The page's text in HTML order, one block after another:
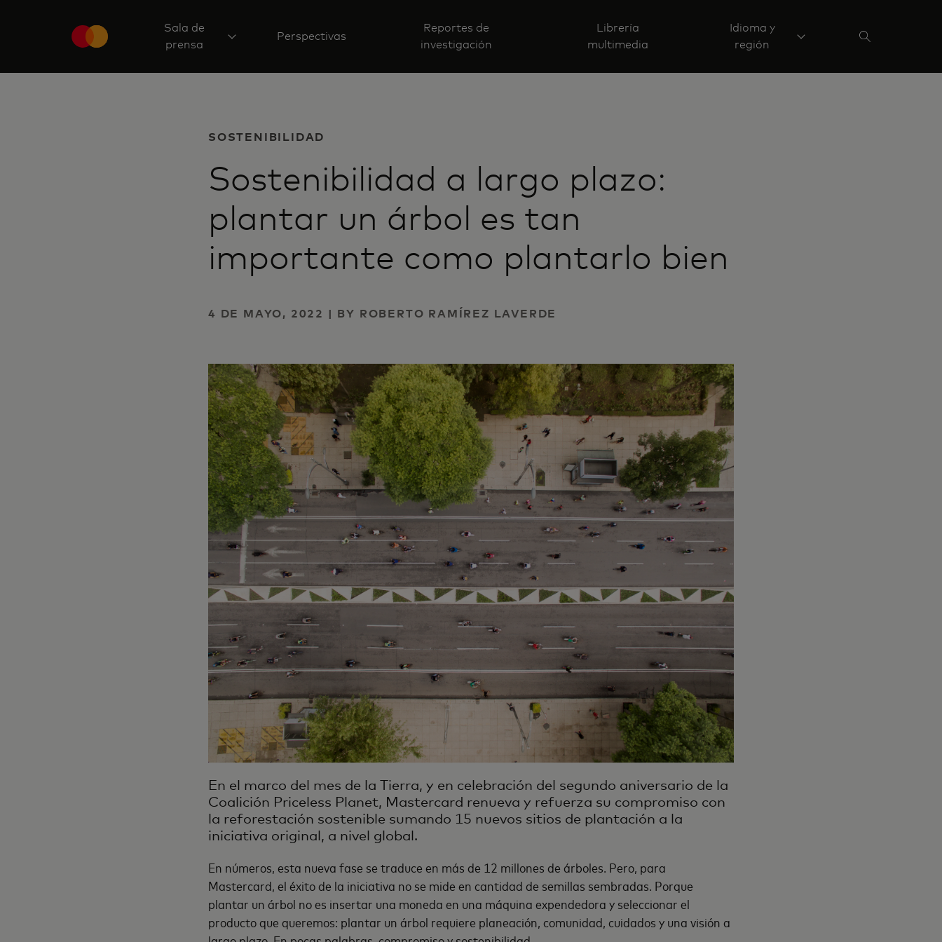
Sala de
prensa
Perspectivas
Reportes de
investigación
Librería
multimedia
Idioma y
región
SOSTENIBILIDAD
Sostenibilidad a largo plazo:
plantar un árbol es tan
importante como plantarlo bien
4 DE MAYO, 2022 | BY ROBERTO RAMÍREZ LAVERDE
En el marco del mes de la Tierra, y en celebración del segundo aniversario de la
Coalición Priceless Planet, Mastercard renueva y refuerza su compromiso con
la reforestación sostenible sumando 15 nuevos sitios de plantación a la
iniciativa original, a nivel global.
En números, esta nueva fase se traduce en más de 12 millones de árboles. Pero, para
Mastercard, el éxito de la iniciativa no se mide en cantidad de semillas sembradas. Porque
plantar un árbol no es insertar una moneda en una máquina expendedora y seleccionar el
producto que queremos: plantar un árbol requiere planeación, comunidad, cuidados y una visión a